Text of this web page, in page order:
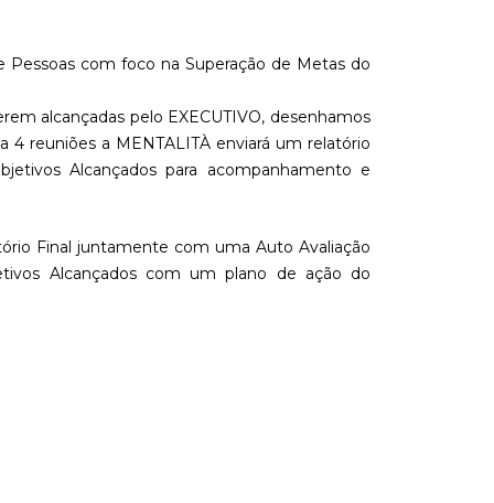
Pessoas com foco na Superação de Metas do
alcançadas pelo EXECUTIVO, desenhamos
reuniões a MENTALITÀ enviará um relatório
Alcançados para acompanhamento e
Final juntamente com uma Auto Avaliação
Alcançados com um plano de ação do